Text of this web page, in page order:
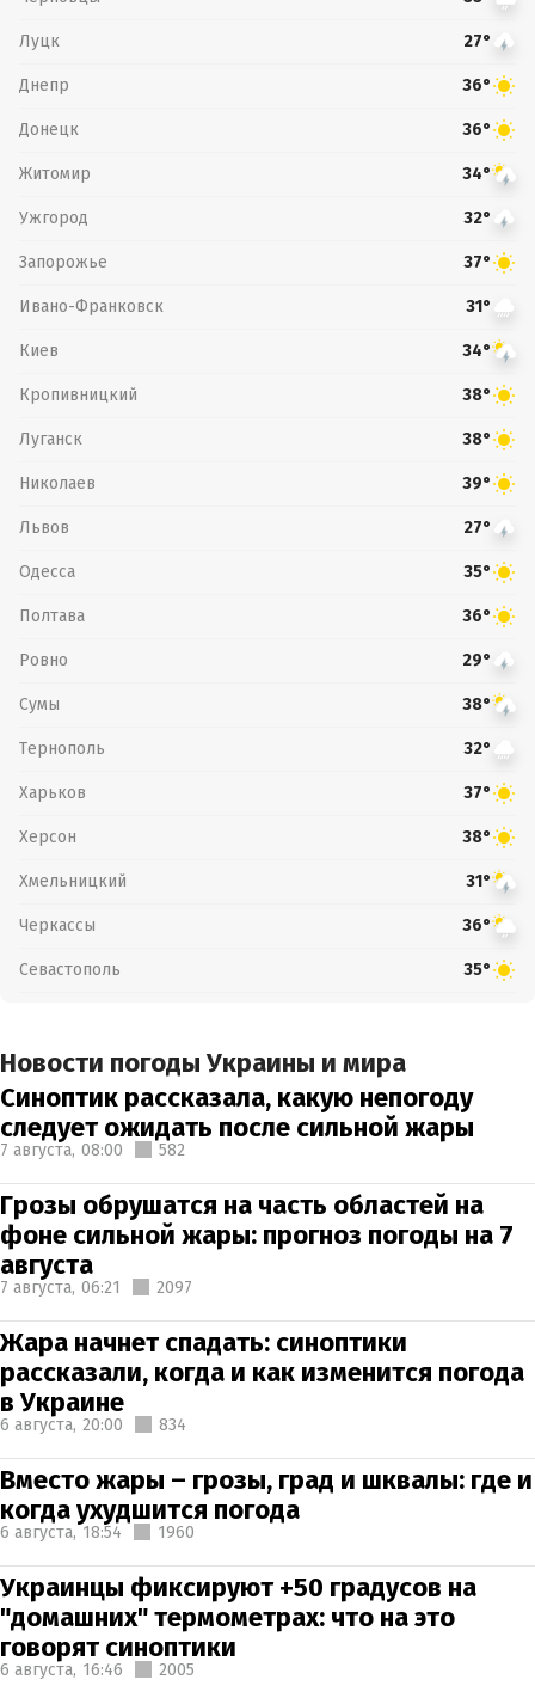
Луцк 27°
Днепр 36°
Донецк 36°
Житомир 34°
Ужгород 32°
Запорожье 37°
Ивано-Франковск 31°
Киев 34°
Кропивницкий 38°
Луганск 38°
Николаев 39°
Львов 27°
Одесса 35°
Полтава 36°
Ровно 29°
Сумы 38°
Тернополь 32°
Харьков 37°
Херсон 38°
Хмельницкий 31°
Черкассы 36°
Севастополь 35°
Новости погоды Украины и мира
Синоптик рассказала, какую непогоду
следует ожидать после сильной жары
7 августа, 08:00 582
Грозы обрушатся на часть областей на
фоне сильной жары: прогноз погоды на 7
августа
7 августа, 06:21 2097
Жара начнет спадать: синоптики
рассказали, когда и как изменится погода
в Украине
6 августа, 20:00 834
Вместо жары – грозы, град и шквалы: где и
когда ухудшится погода
6 августа, 18:54 1960
Украинцы фиксируют +50 градусов на
"домашних" термометрах: что на это
говорят синоптики
6 августа, 16:46 2005